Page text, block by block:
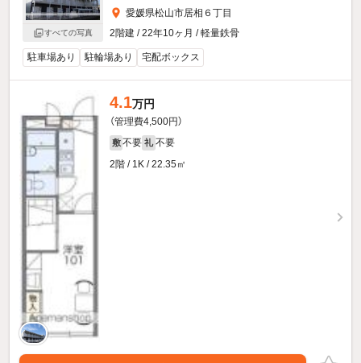
すべての写真
愛媛県松山市居相６丁目
2階建 / 22年10ヶ月 / 軽量鉄骨
駐車場あり 駐輪場あり 宅配ボックス
4.1万円
（管理費4,500円）
敷 不要 礼 不要
2階 / 1K / 22.35㎡